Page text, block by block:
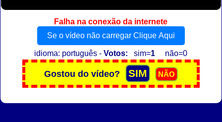
Falha na conexão da internete
Se o vídeo não carregar Clique Aqui
idioma: português -Votos: sim=1 não=0